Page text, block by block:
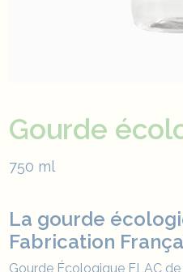
Gourde
750 ml
La gourde
Fabrication
Gourde Écologique FLAC